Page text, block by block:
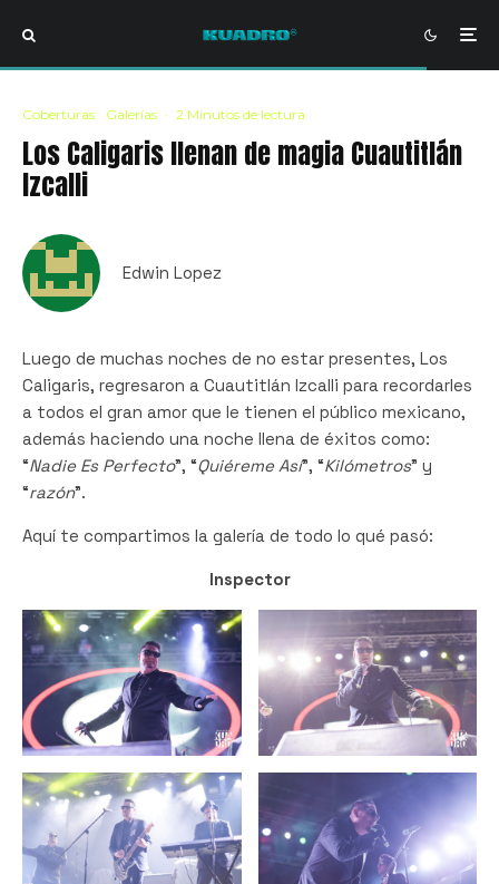
Coberturas Galerías · 2 Minutos de lectura
Los Caligaris llenan de magia Cuautitlán
Izcalli
Edwin Lopez
Luego de muchas noches de no estar presentes, Los
Caligaris, regresaron a Cuautitlán Izcalli para recordarles
a todos el gran amor que le tienen el público mexicano,
además haciendo una noche llena de éxitos como:
“Nadie Es Perfecto”, “Quiéreme Así”, “Kilómetros” y
“razón”.
Aquí te compartimos la galería de todo lo qué pasó:
Inspector